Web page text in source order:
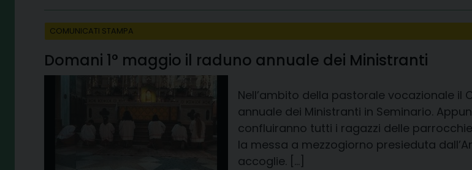
COMUNICATI STAMPA
Domani 1° maggio il raduno annuale dei Ministranti
Nell’ambito della pastorale vocazionale il
annuale dei Ministranti in Seminario.
confluiranno tutti i ragazzi delle
la messa a mezzogiorno presieduta
accoglie. […]